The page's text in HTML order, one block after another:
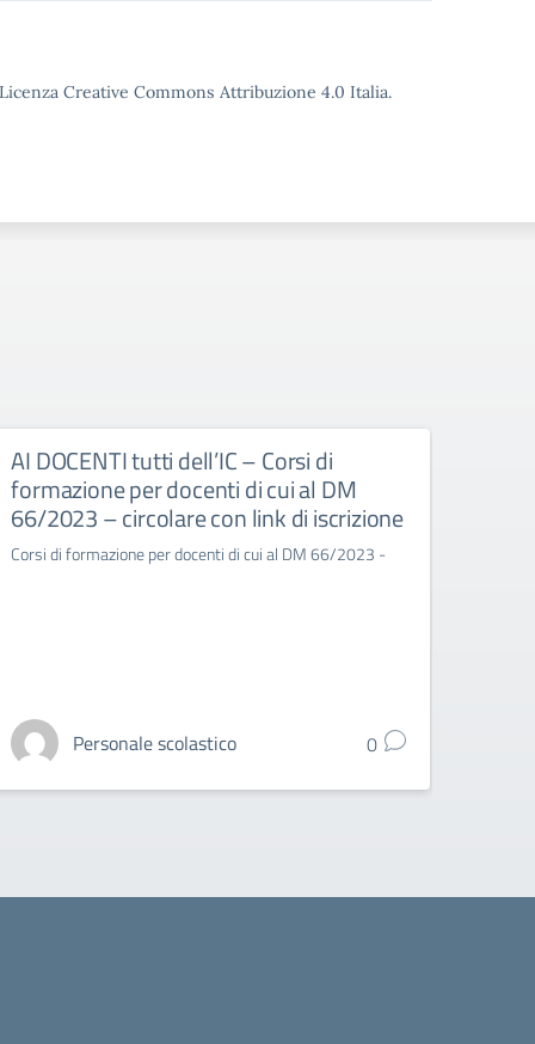
Creative Commons Attribuzione 4.0 Italia.
AI DOCENTI tutti dell’IC – Corsi di
formazione per docenti di cui al DM
66/2023 – circolare con link di iscrizione
Corsi di formazione per docenti di cui al DM 66/2023 -
Personale scolastico 0